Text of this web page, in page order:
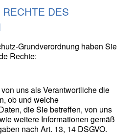
DES
Grundverordnung haben Sie
Rechte:
uns als Verantwortliche die
ob und welche
die Sie betreffen, von uns
weitere Informationen gemäß
nach Art. 13, 14 DSGVO.